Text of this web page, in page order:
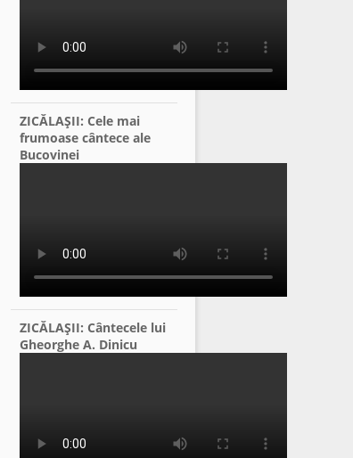
ZICĂLAŞII: Cele mai
frumoase cântece ale
Bucovinei
ZICĂLAŞII: Cântecele lui
Gheorghe A. Dinicu